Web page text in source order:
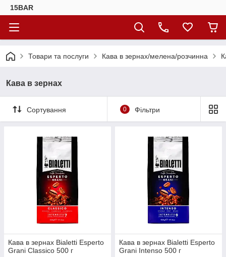
15BAR
Товари та послуги Кава в зернах/мелена/розчинна
Кава в зернах
Сортування 0 Фільтри
Кава в зернах Bialetti Esperto
Grani Classico 500 г
Кава в зернах Bialetti Esperto
Grani Intenso 500 г